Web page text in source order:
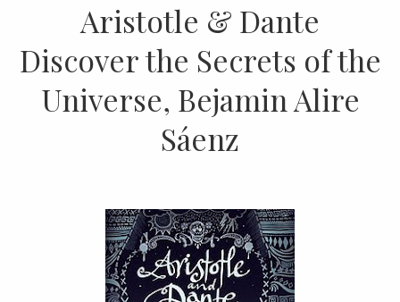
Aristotle & Dante
Discover the Secrets of the
Universe, Bejamin Alire
Sáenz